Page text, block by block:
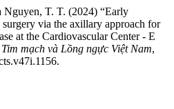
T. T. (2024) “Early
via the axillary approach for
at the Cardiovascular Center - E
mạch và Lồng ngực Việt Nam,